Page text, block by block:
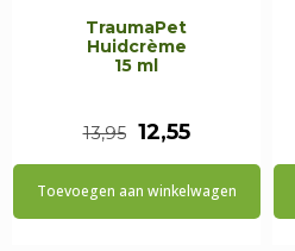
TraumaPet
Huidcrème
15 ml
13,95 Oorspronkelijke
prijs
12,55Huidige
prijs
Toevoegen aan winkelwagen